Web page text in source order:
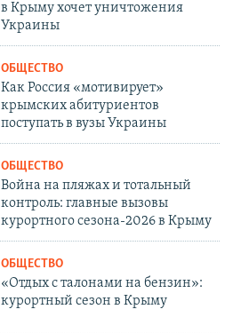
в Крыму хочет уничтожения
Украины
ОБЩЕСТВО
Как Россия «мотивирует»
крымских абитуриентов
поступать в вузы Украины
ОБЩЕСТВО
Война на пляжах и тотальный
контроль: главные вызовы
курортного сезона-2026 в Крыму
ОБЩЕСТВО
«Отдых с талонами на бензин»:
курортный сезон в Крыму